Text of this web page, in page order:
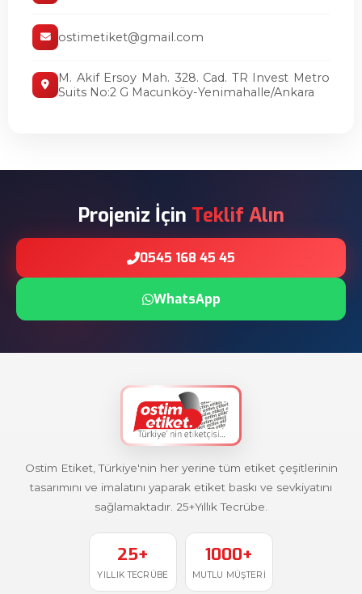
ostimetiket@gmail.com
M. Akif Ersoy Mah. 328. Cad. TR Invest Metro
Suits No:2 G Macunköy-Yenimahalle/Ankara
Projeniz İçin Teklif Alın
0545 168 45 45
WhatsApp
Ostim Etiket, Türkiye'nin her yerine tüm etiket çeşitlerinin
tasarımını ve imalatını yaparak etiket baskı ve sevkiyatını
sağlamaktadır. 25+Yıllık Tecrübe.
25+
YILLIK TECRÜBE
1000+
MUTLU MÜŞTERI